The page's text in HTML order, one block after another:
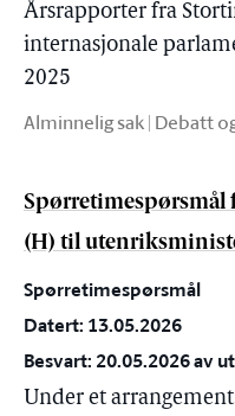
Årsrapporter fra
internasjonale
2025
Alminnelig sak | Debatt
Spørretimespørsmål
(H) til
Spørretimespørsmål
Datert: 13.05.2026
Besvart: 20.05.2026 av
Under et